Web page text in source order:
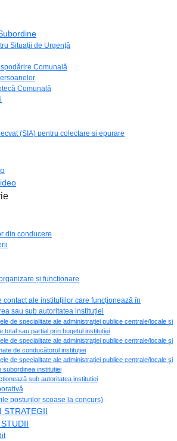
Situații de Urgență
Comunală
Comunală
(SIA) pentru colectare si epurare
din conducere
și funcționare
contact ale instituțiilor care funcționează în
sau sub autoritatea instituției
de specialitate ale administrației publice centrale/locale și
total sau parțial prin bugetul instituției
de specialitate ale administrației publice centrale/locale și
de conducătorul instituției
de specialitate ale administrației publice centrale/locale și
subordinea instituției
sub autoritatea instituției
posturilor scoase la concurs)
STRATEGII